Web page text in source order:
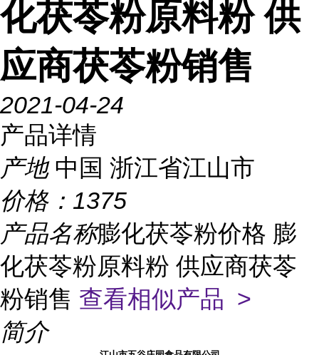
化茯苓粉原料粉 供
应商茯苓粉销售
2021-04-24
产品详情
产地 中国 浙江省江山市
价格： 1375
产品名称膨化茯苓粉价格 膨
化茯苓粉原料粉 供应商茯苓
粉销售 查看相似产品 >
简介